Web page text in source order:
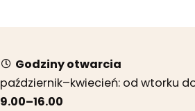
Godziny otwarcia
październik–kwiecień: od wtorku
9.00–16.00